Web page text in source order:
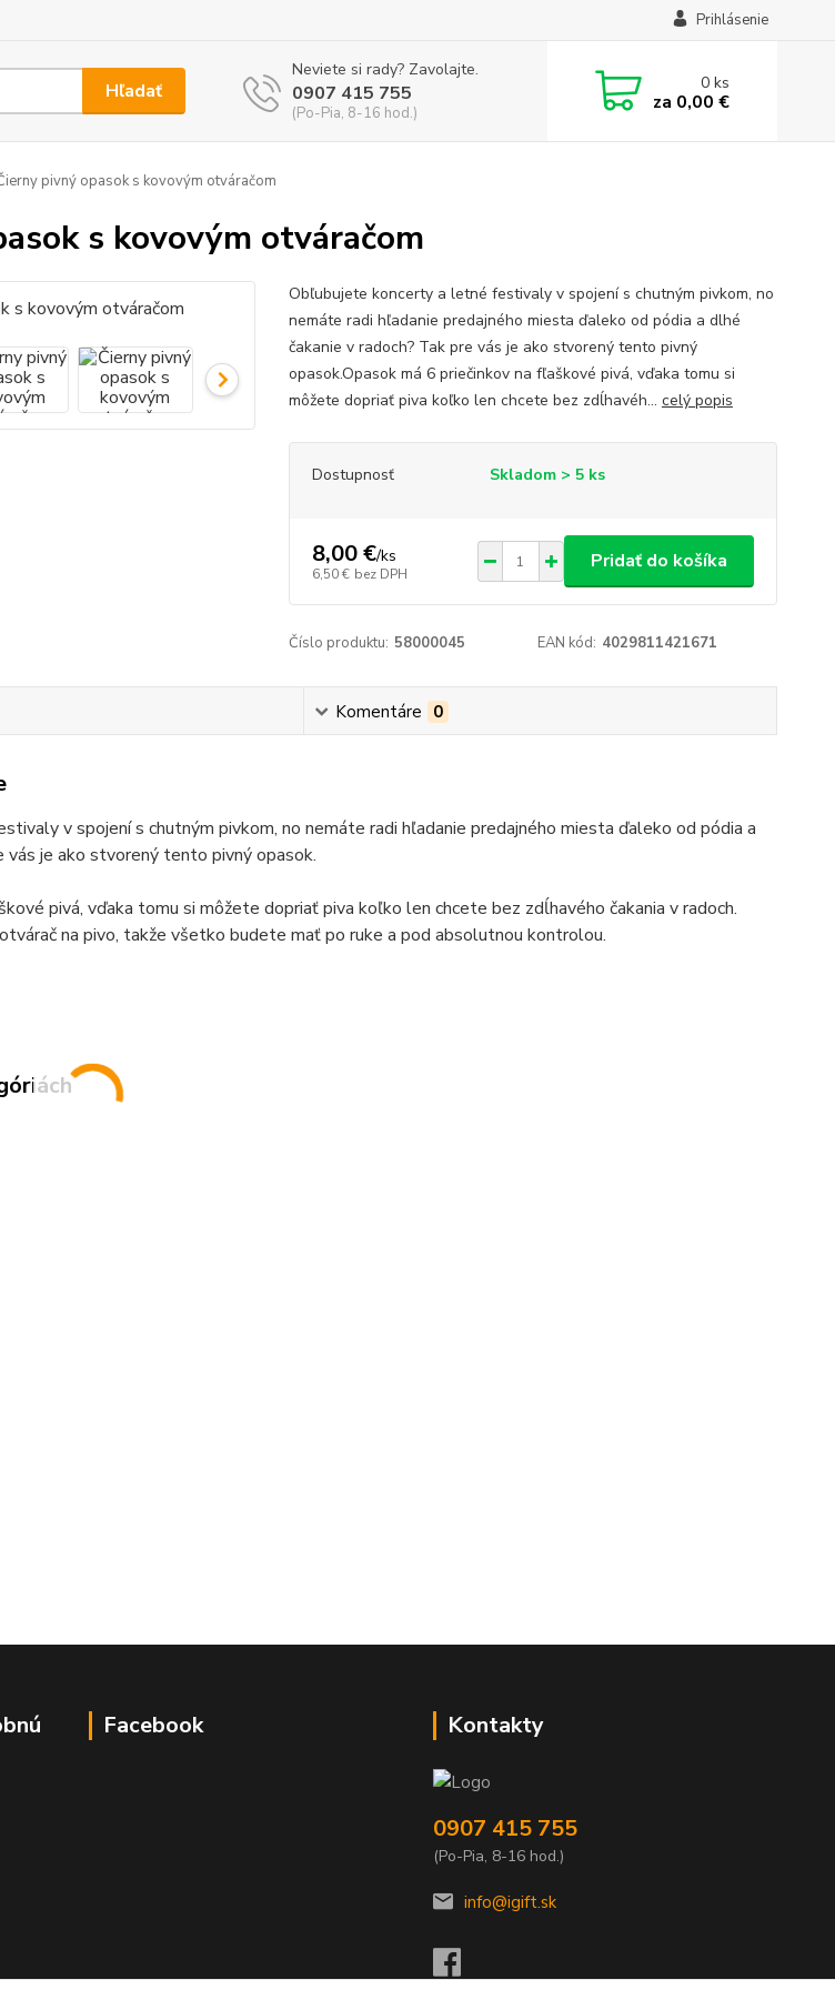
Prihlásenie
Hľadať
Neviete si rady? Zavolajte.
0907 415 755
(Po-Pia, 8-16 hod.)
0ks
za 0,00 €
pivný opasok s kovovým otváračom
s kovovým otváračom
Obľubujete koncerty a letné festivaly v spojení s chutným pivkom, no
nemáte radi hľadanie predajného miesta ďaleko od pódia a dlhé
čakanie v radoch? Tak pre vás je ako stvorený tento pivný
opasok.Opasok má 6 priečinkov na fľaškové pivá, vďaka tomu si
môžete dopriať piva koľko len chcete bez zdĺhavéh... celý popis
Dostupnosť Skladom > 5 ks
8,00 €/ks
6,50 € bez DPH
Pridať do košíka
Číslo produktu: 58000045 EAN kód: 4029811421671
Komentáre 0
v spojení s chutným pivkom, no nemáte radi hľadanie predajného miesta ďaleko od pódia a
vás je ako stvorený tento pivný opasok.
pivá, vďaka tomu si môžete dopriať piva koľko len chcete bez zdĺhavého čakania v radoch.
na pivo, takže všetko budete mať po ruke a pod absolutnou kontrolou.
Facebook Kontakty
0907 415 755
(Po-Pia, 8-16 hod.)
info@igift.sk